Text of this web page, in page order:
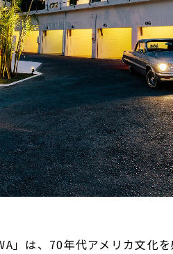
」は、70年代アメリカ文化